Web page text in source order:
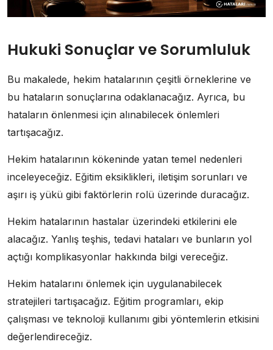
Hukuki Sonuçlar ve Sorumluluk
Bu makalede, hekim hatalarının çeşitli örneklerine ve
bu hataların sonuçlarına odaklanacağız. Ayrıca, bu
hataların önlenmesi için alınabilecek önlemleri
tartışacağız.
Hekim hatalarının kökeninde yatan temel nedenleri
inceleyeceğiz. Eğitim eksiklikleri, iletişim sorunları ve
aşırı iş yükü gibi faktörlerin rolü üzerinde duracağız.
Hekim hatalarının hastalar üzerindeki etkilerini ele
alacağız. Yanlış teşhis, tedavi hataları ve bunların yol
açtığı komplikasyonlar hakkında bilgi vereceğiz.
Hekim hatalarını önlemek için uygulanabilecek
stratejileri tartışacağız. Eğitim programları, ekip
çalışması ve teknoloji kullanımı gibi yöntemlerin etkisini
değerlendireceğiz.